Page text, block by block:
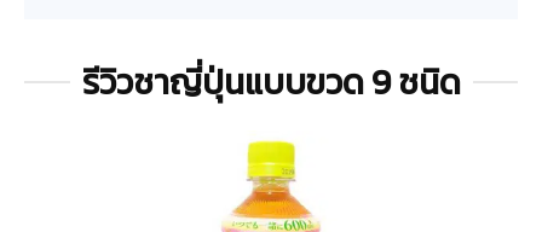
รีวิวชาญี่ปุ่นแบบขวด 9 ชนิด